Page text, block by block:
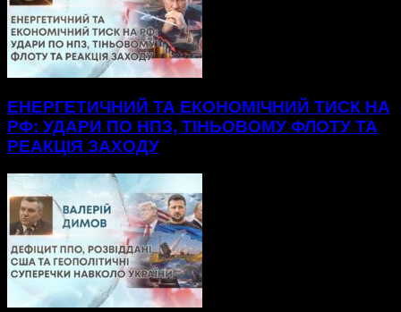
ЕНЕРГЕТИЧНИЙ ТА ЕКОНОМІЧНИЙ ТИСК НА
РФ: УДАРИ ПО НПЗ, ТІНЬОВОМУ ФЛОТУ ТА
РЕАКЦІЯ ЗАХОДУ